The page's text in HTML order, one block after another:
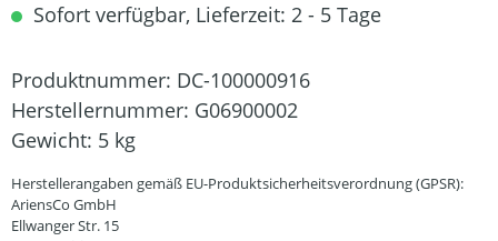
Sofort verfügbar, Lieferzeit: 2 - 5 Tage
Produktnummer: DC-100000916
Herstellernummer: G06900002
Gewicht: 5 kg
Herstellerangaben gemäß EU-Produktsicherheitsverordnung (GPSR):
AriensCo GmbH
Ellwanger Str. 15